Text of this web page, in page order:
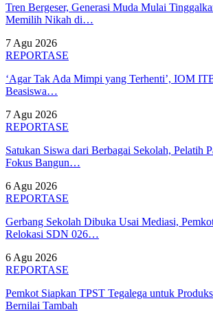
Tren Bergeser, Generasi Muda Mulai
Memilih Nikah di…
7 Agu 2026
REPORTASE
‘Agar Tak Ada Mimpi yang Terhenti’, IOM
Beasiswa…
7 Agu 2026
REPORTASE
Satukan Siswa dari Berbagai Sekolah, Pelatih
Fokus Bangun…
6 Agu 2026
REPORTASE
Gerbang Sekolah Dibuka Usai Mediasi,
Relokasi SDN 026…
6 Agu 2026
REPORTASE
Pemkot Siapkan TPST Tegalega untuk
Bernilai Tambah